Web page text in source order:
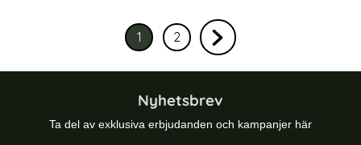
Nuvarande sida, sidan
1
av 2
Gå till sidan
2
av 2
Gå till nästa sida sidan
Nyhetsbrev
Ta del av exklusiva erbjudanden och kampanjer här